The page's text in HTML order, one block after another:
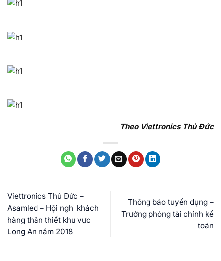
Theo Viettronics Thủ Đức
Viettronics Thủ Đức –
Asamled – Hội nghị khách
hàng thân thiết khu vực
Long An năm 2018
Thông báo tuyển dụng –
Trưởng phòng tài chính kế
toán